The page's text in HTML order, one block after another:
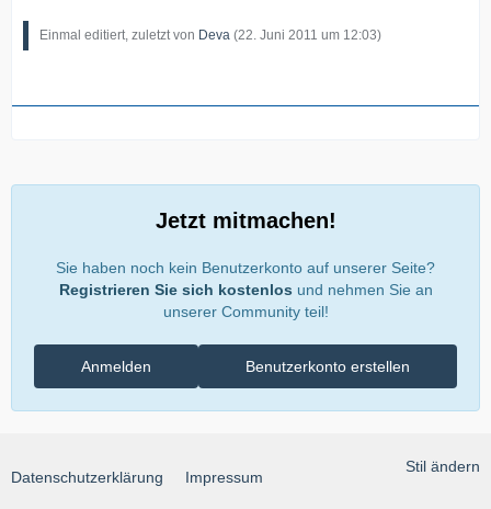
Einmal editiert, zuletzt von Deva (22. Juni 2011 um 12:03)
Jetzt mitmachen!
Sie haben noch kein Benutzerkonto auf unserer Seite?
Registrieren Sie sich kostenlos und nehmen Sie an
unserer Community teil!
Benutzerkonto erstellen
Anmelden
Stil ändern
Datenschutzerklärung Impressum